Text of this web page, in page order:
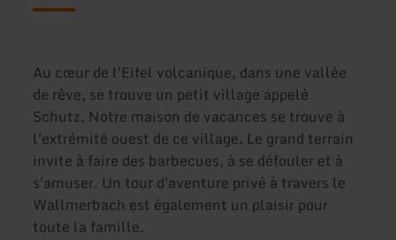
Au cœur de l'Eifel volcanique, dans une vallée
de rêve, se trouve un petit village appelé
Schutz. Notre maison de vacances se trouve à
l'extrémité ouest de ce village. Le grand terrain
invite à faire des barbecues, à se défouler et à
s'amuser. Un tour d'aventure privé à travers le
Wallmerbach est également un plaisir pour
toute la famille.